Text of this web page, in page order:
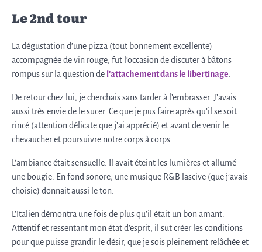
Le 2nd tour
La dégustation d’une pizza (tout bonnement excellente)
accompagnée de vin rouge, fut l’occasion de discuter à bâtons
rompus sur la question de l’attachement dans le libertinage
De retour chez lui, je cherchais sans tarder à l’embrasser. J’avais
aussi très envie de le sucer. Ce que je pus faire après qu’il se soit
rincé (attention délicate que j’ai apprécié) et avant de venir le
chevaucher et poursuivre notre corps à corps.
L’ambiance était sensuelle. Il avait éteint les lumières et allumé
une bougie. En fond sonore, une musique R&B lascive (que j’avais
choisie) donnait aussi le ton.
L’Italien démontra une fois de plus qu’il était un bon amant.
Attentif et ressentant mon état d’esprit, il sut créer les conditions
pour que puisse grandir le désir, que je sois pleinement relâchée et